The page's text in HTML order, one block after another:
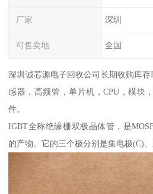
厂家 深圳
可售卖地 全国
深圳诚芯源电子回收公司长期收购库
感器，高频管，单片机，CPU，模块
件。
IGBT全称绝缘栅双极晶体管，是
的产物。它的三个极分别是集电极(C)